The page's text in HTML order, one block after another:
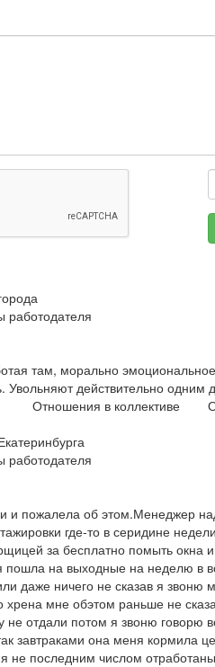
работодателя
там, морально
Увольняют действительно
Отношения в коллективе
работодателя
и пожалела об этом.Менеджер
где-то в серидине
за бесплатно помыть окна
пошла на выходные на неделю в
даже ничего не сказав я
хрена мне обэтом раньше не
не отдали потом я звоню говорю
завтраками она меня кормила
не последним числом